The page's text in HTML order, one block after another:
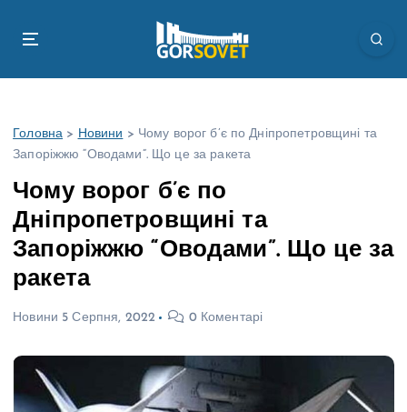
Головна > Новини > Чому ворог б’є по Дніпропетровщині та
Запоріжжю “Оводами”. Що це за ракета
Чому ворог б’є по
Дніпропетровщині та
Запоріжжю “Оводами”. Що це за
ракета
Новини 5 Серпня, 2022 0 Коментарі